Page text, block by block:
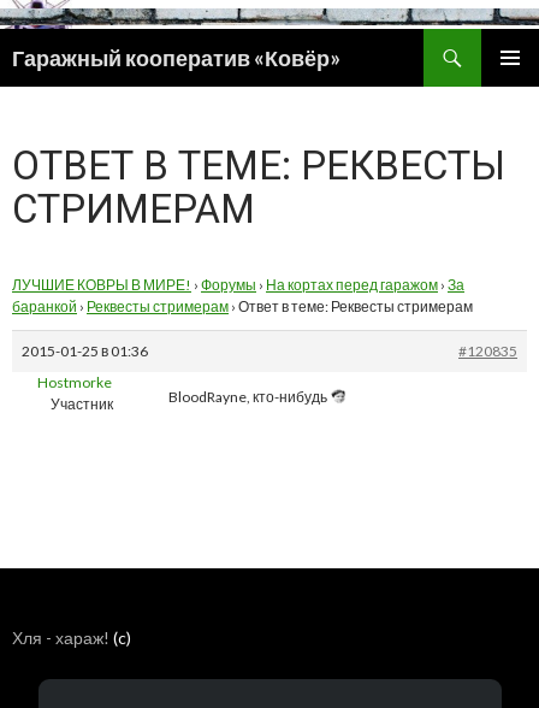
Гаражный кооператив «Ковёр»
ПЕРЕЙТИ
ОТВЕТ В ТЕМЕ: РЕКВЕСТЫ
СТРИМЕРАМ
ЛУЧШИЕ КОВРЫ В МИРЕ! › Форумы › На кортах перед гаражом › За
баранкой › Реквесты стримерам › Ответ в теме: Реквесты стримерам
2015-01-25 в 01:36
#120835
Hostmorke
Участник
BloodRayne, кто-нибудь
Хля - хараж! (c)